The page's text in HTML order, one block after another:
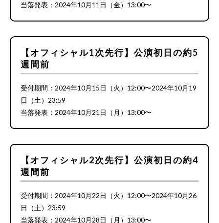
当落発表：2024年10月11日（金）13:00〜
【オフィシャル1次先行】公演初日の約5
週間前
受付期間：2024年10月15日（火）12:00〜2024年10月19
日（土）23:59
当落発表：2024年10月21日（月）13:00〜
【オフィシャル2次先行】公演初日の約4
週間前
受付期間：2024年10月22日（火）12:00〜2024年10月26
日（土）23:59
当落発表：2024年10月28日（月）13:00〜